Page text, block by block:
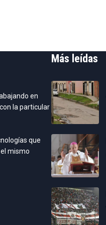
en
la particular
que
mismo
Más leídas